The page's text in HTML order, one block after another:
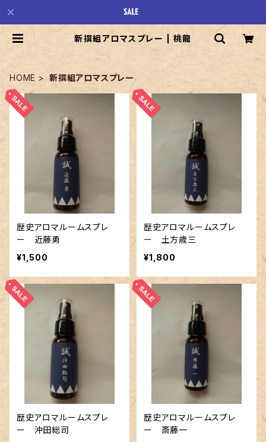
新撰組アロマスプレー | 桃龍
HOME 新撰組アロマスプレー
歴史アロマルームスプレ
ー 近藤勇
¥1,500
歴史アロマルームスプレ
ー 土方歳三
¥1,800
歴史アロマルームスプレ
ー 沖田総司
歴史アロマルームスプレ
ー 斎藤一